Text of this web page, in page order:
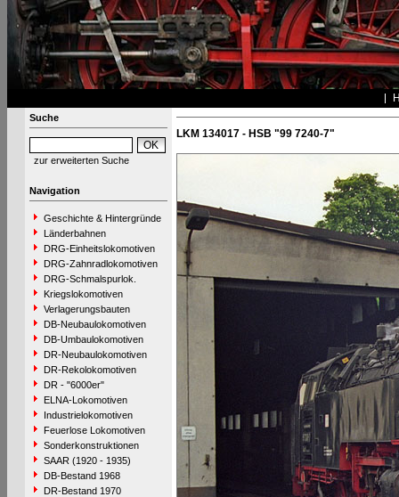
Suche
zur erweiterten Suche
Navigation
Geschichte & Hintergründe
Länderbahnen
DRG-Einheitslokomotiven
DRG-Zahnradlokomotiven
DRG-Schmalspurlok.
Kriegslokomotiven
Verlagerungsbauten
DB-Neubaulokomotiven
DB-Umbaulokomotiven
DR-Neubaulokomotiven
DR-Rekolokomotiven
DR - "6000er"
ELNA-Lokomotiven
Industrielokomotiven
Feuerlose Lokomotiven
Sonderkonstruktionen
SAAR (1920 - 1935)
DB-Bestand 1968
DR-Bestand 1970
LKM 134017 - HSB "99 7240-7"